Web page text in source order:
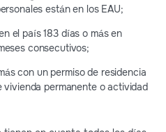
están en los EAU;
el país 183 días o más en
consecutivos;
con un permiso de residencia
vivienda permanente o actividad